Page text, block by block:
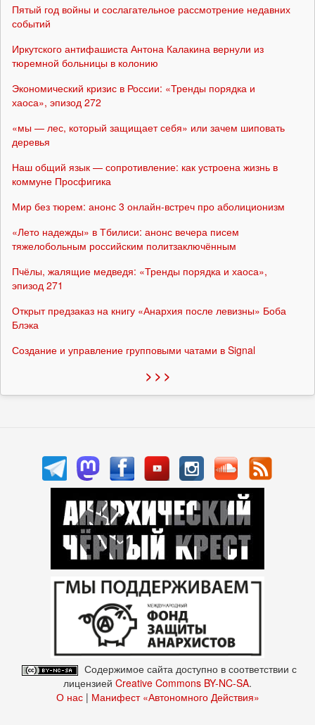
Пятый год войны и сослагательное рассмотрение недавних
событий
Иркутского антифашиста Антона Калакина вернули из
тюремной больницы в колонию
Экономический кризис в России: «Тренды порядка и
хаоса», эпизод 272
«мы — лес, который защищает себя» или зачем шиповать
деревья
Наш общий язык — сопротивление: как устроена жизнь в
коммуне Просфигика
Мир без тюрем: анонс 3 онлайн-встреч про аболиционизм
«Лето надежды» в Тбилиси: анонс вечера писем
тяжелобольным российским политзаключённым
Пчёлы, жалящие медведя: «Тренды порядка и хаоса»,
эпизод 271
Открыт предзаказ на книгу «Анархия после левизны» Боба
Блэка
Создание и управление групповыми чатами в Signal
> > >
Содержимое сайта доступно в соответствии с
лицензией Creative Commons BY-NC-SA.
О нас| Манифест «Автономного Действия»